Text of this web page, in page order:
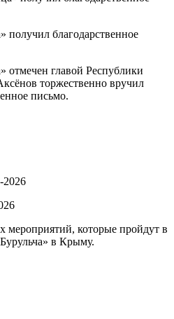
получил благодарственное
отмечен главой Республики
торжественно вручил
письмо.
мероприятий, которые пройдут в
в Крыму.